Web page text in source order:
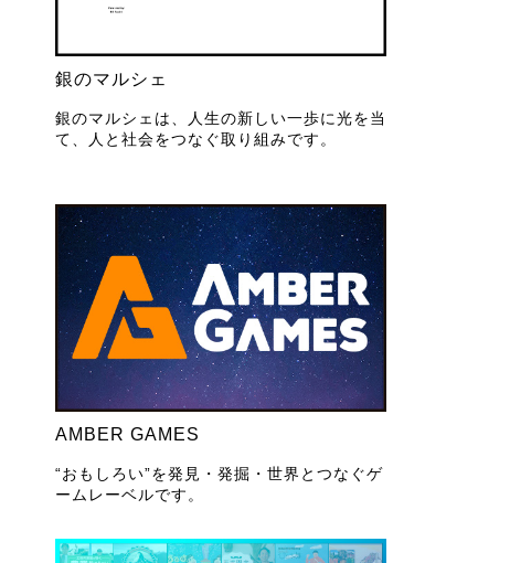
銀のマルシェ
銀のマルシェは、人生の新しい一歩に光を当
て、人と社会をつなぐ取り組みです。
AMBER GAMES
“おもしろい”を発見・発掘・世界とつなぐゲ
ームレーベルです。